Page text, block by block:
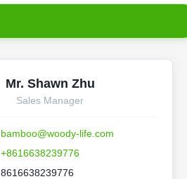
Mr. Shawn Zhu
Sales Manager
bamboo@woody-life.com
+8616638239776
8616638239776